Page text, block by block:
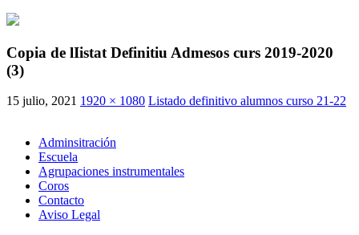
Copia de lIistat Definitiu Admesos curs 2019-2020
(3)
15 julio, 2021 1920 × 1080 Listado definitivo alumnos curso 21-22
Adminsitración
Escuela
Agrupaciones instrumentales
Coros
Contacto
Aviso Legal